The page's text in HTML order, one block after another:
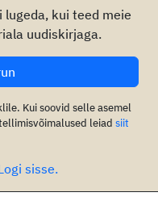
lugeda, kui teed meie
uudiskirjaga.
Kui soovid selle asemel
leiad siit
sisse.